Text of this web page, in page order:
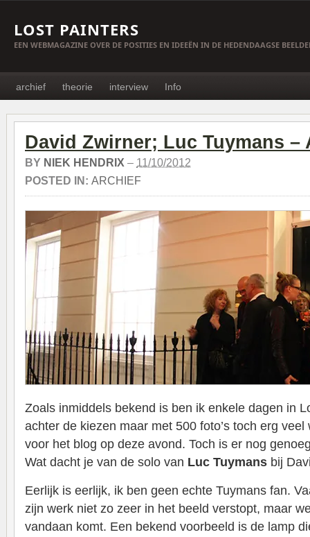
LOST PAINTERS
EEN WEBMAGAZINE OVER DE POSITIES EN IDEEËN IN DE HEDENDAAGSE
archief theorie interview Info
David Zwirner; Luc Tuymans –
BY NIEK HENDRIX – 11/10/2012
POSTED IN: ARCHIEF
Zoals inmiddels bekend is ben ik enkele dagen in
achter de kiezen maar met 500 foto’s toch erg
voor het blog op deze avond. Toch is er nog
Wat dacht je van de solo van Luc Tuymans bij
Eerlijk is eerlijk, ik ben geen echte Tuymans fan.
zijn werk niet zo zeer in het beeld verstopt, maar
vandaan komt. Een bekend voorbeeld is de lamp